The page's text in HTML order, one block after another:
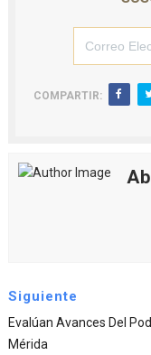
COMPARTIR:
Siguiente
Evalúan Avances Del
Mérida